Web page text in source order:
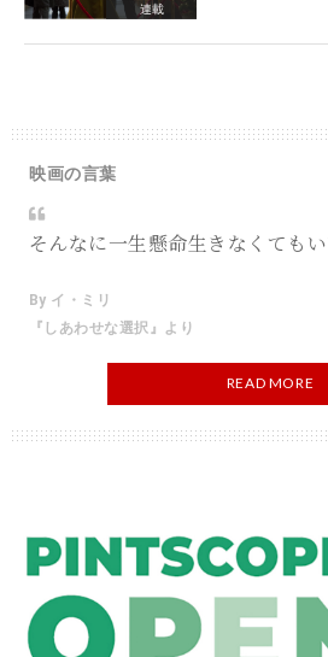
連載
映画の言葉
そんなに一生懸命生きなくても
By イ・ミリ
『しあわせな選択』より
READ MORE